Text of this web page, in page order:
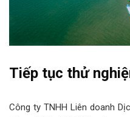
Tiếp tục thử
Công ty TNHH Liên doanh